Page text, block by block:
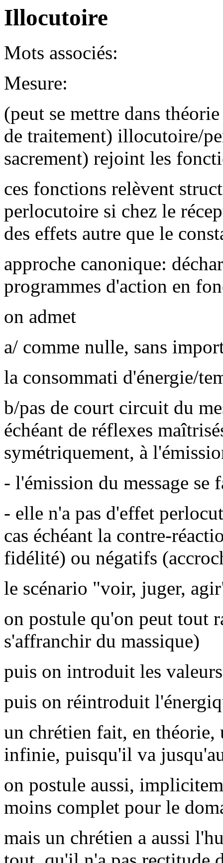
Illocutoire
Mots associés:
Mesure:
(peut se mettre dans
de traitement) illocutoire/
sacrement) rejoint les
ces fonctions relèvent
perlocutoire si chez le
des effets autre que le
approche canonique:
programmes d'action en
on admet
a/ comme nulle, sans
la consommati d'énergie/
b/pas de court circuit du
échéant de réflexes
symétriquement, à
- l'émission du message se
- elle n'a pas d'effet
cas échéant la contre-
fidélité) ou négatifs
le scénario "voir, juger,
on postule qu'on peut tout
s'affranchir du massique)
puis on introduit les
puis on réintroduit
un chrétien fait, en
infinie, puisqu'il va
on postule aussi,
moins complet pour le
mais un chrétien a aussi